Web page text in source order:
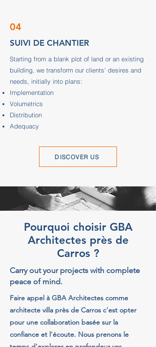
04
SUIVI DE CHANTIER
Starting from a blank plot of land or an existing
building, we transform our clients' desires and
needs, initially into plans:
Implementation
Volumetrics
Distribution
Adequacy
DISCOVER US
Pourquoi choisir GBA
Architectes près de
Carros ?
Carry out your projects with complete
peace of mind.
Faire appel à GBA Architectes comme
architecte villa près de Carros c'est opter
pour une collaboration basée sur la
confiance et l'écoute. Nous prenons le